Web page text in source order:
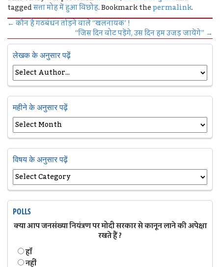
taggedसत्ता मोह में हुआ विछोह. Bookmark thepermalink.
←कौन है गठबंधन तोड़ने वाले “खलनायक’ !
“जिस दिन वोट पड़ेंगे, उस दिन हम उजड़ जायेंगे” →
लेखक के अनुसार पढ़ें
महीने के अनुसार पढ़ें
विषय के अनुसार पढ़ें
POLLS
क्या आप जनसंख्या नियंत्रण पर मोदी सरकार से कानून लाने की अपेक्षा
रखते हैं ?
हॉं
नहीं